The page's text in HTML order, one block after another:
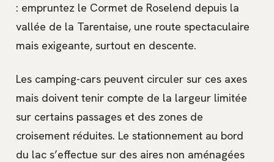
: empruntez le Cormet de Roselend depuis la
vallée de la Tarentaise, une route spectaculaire
mais exigeante, surtout en descente.
Les camping-cars peuvent circuler sur ces axes
mais doivent tenir compte de la largeur limitée
sur certains passages et des zones de
croisement réduites. Le stationnement au bord
du lac s’effectue sur des aires non aménagées